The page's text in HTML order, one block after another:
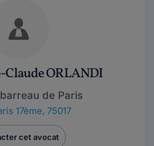
ORLANDI
de Paris
17ème, 75017
cet avocat